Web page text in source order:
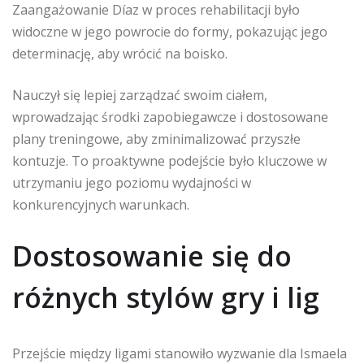
Zaangażowanie Díaz w proces rehabilitacji było
widoczne w jego powrocie do formy, pokazując jego
determinację, aby wrócić na boisko.
Nauczył się lepiej zarządzać swoim ciałem,
wprowadzając środki zapobiegawcze i dostosowane
plany treningowe, aby zminimalizować przyszłe
kontuzje. To proaktywne podejście było kluczowe w
utrzymaniu jego poziomu wydajności w
konkurencyjnych warunkach.
Dostosowanie się do
różnych stylów gry i lig
Przejście między ligami stanowiło wyzwanie dla Ismaela